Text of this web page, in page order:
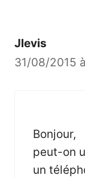
Jlevis
31/08/2015
Bonjour,
peut-on
un